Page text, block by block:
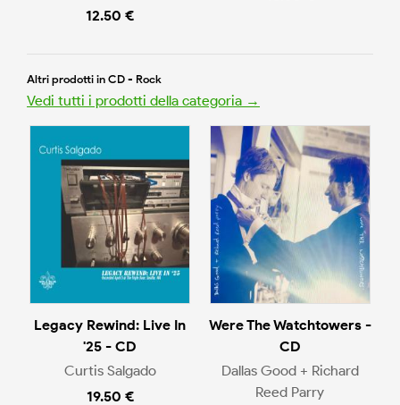
12.50 €
Altri prodotti in CD - Rock
Vedi tutti i prodotti della categoria →
Legacy Rewind: Live In
'25 - CD
Curtis Salgado
19.50 €
Were The Watchtowers -
CD
Dallas Good + Richard
Reed Parry